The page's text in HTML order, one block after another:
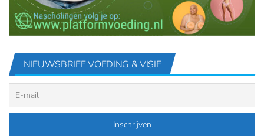
NIEUWSBRIEF VOEDING & VISIE